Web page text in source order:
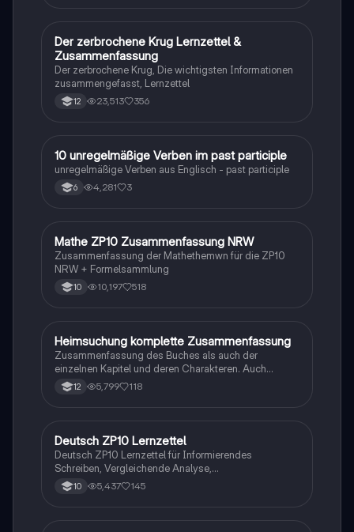
Deutsch
Der zerbrochene Krug Lernzettel &
Zusammenfassung
Der zerbrochene Krug, Die wichtigsten Informationen
zusammengefasst, Lernzettel
12 23,513 356
1 Englisch
10 unregelmäßige Verben im past participle
unregelmäßige Verben aus Englisch - past participle
6 4,281 3
Mathe
Mathe ZP10 Zusammenfassung NRW
Zusammenfassung der Mathethemwn für die ZP10
NRW + Formelsammlung
10 10,197 518
Deutsch
Heimsuchung komplette Zusammenfassung
Zusammenfassung des Buches als auch der
einzelnen Kapitel und deren Charakteren. Auch
tabellarisch. Im Unterricht ohne KI erstellt
12 5,799 118
Deutsch
Deutsch ZP10 Lernzettel
Deutsch ZP10 Lernzettel für Informierendes
Schreiben, Vergleichende Analyse,
Sachtexte/Roman/Gedicht..
10 5,437 145